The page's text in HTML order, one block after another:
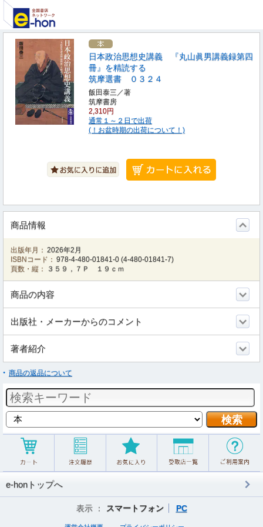
日本政治思想史講義 『丸山眞男講義録第四
冊』を精読する
筑摩選書 ０３２４
飯田泰三／著
筑摩書房
2,310円
通常１～２日で出荷
(！お盆時期の出荷について！)
商品情報
出版年月： 2026年2月
ISBNコード： 978-4-480-01841-0 (4-480-01841-7)
頁数・縦：
３５９，７Ｐ １９ｃｍ
商品の内容
出版社・メーカーからのコメント
著者紹介
商品の返品について
e-honトップへ
表示 ： スマートフォン PC